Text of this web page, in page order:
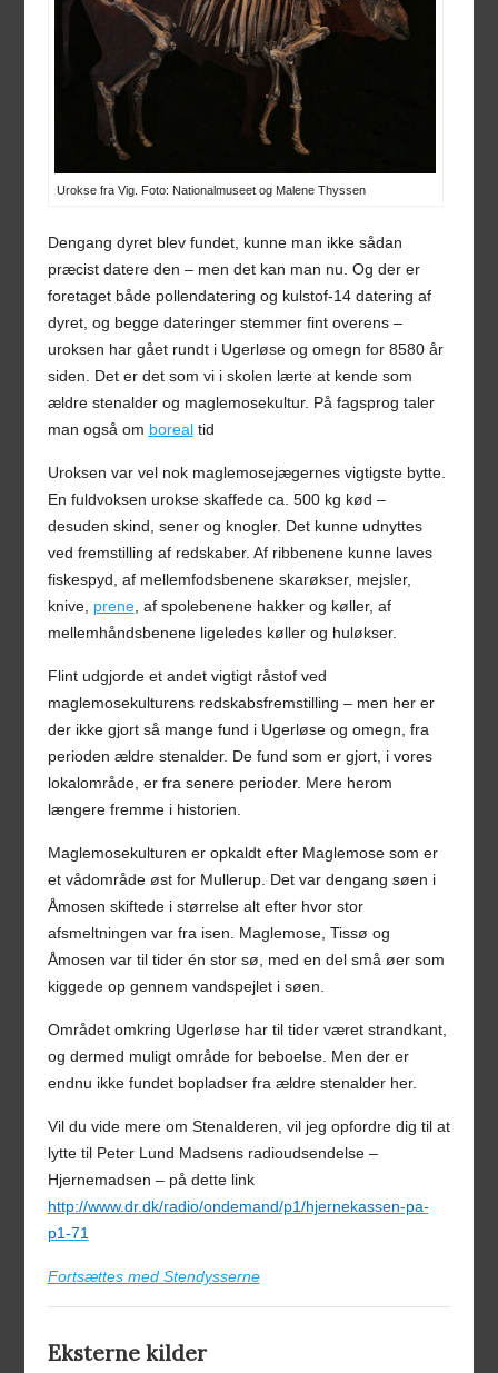
Urokse fra Vig. Foto: Nationalmuseet og Malene Thyssen
Dengang dyret blev fundet, kunne man ikke sådan
præcist datere den – men det kan man nu. Og der er
foretaget både pollendatering og kulstof-14 datering af
dyret, og begge dateringer stemmer fint overens –
uroksen har gået rundt i Ugerløse og omegn for 8580 år
siden. Det er det som vi i skolen lærte at kende som
ældre stenalder og maglemosekultur. På fagsprog taler
man også om borealtid
Uroksen var vel nok maglemosejægernes vigtigste bytte.
En fuldvoksen urokse skaffede ca. 500 kg kød –
desuden skind, sener og knogler. Det kunne udnyttes
ved fremstilling af redskaber. Af ribbenene kunne laves
fiskespyd, af mellemfodsbenene skarøkser, mejsler,
knive, prene, af spolebenene hakker og køller, af
mellemhåndsbenene ligeledes køller og huløkser.
Flint udgjorde et andet vigtigt råstof ved
maglemosekulturens redskabsfremstilling – men her er
der ikke gjort så mange fund i Ugerløse og omegn, fra
perioden ældre stenalder. De fund som er gjort, i vores
lokalområde, er fra senere perioder. Mere herom
længere fremme i historien.
Maglemosekulturen er opkaldt efter Maglemose som er
et vådområde øst for Mullerup. Det var dengang søen i
Åmosen skiftede i størrelse alt efter hvor stor
afsmeltningen var fra isen. Maglemose, Tissø og
Åmosen var til tider én stor sø, med en del små øer som
kiggede op gennem vandspejlet i søen.
Området omkring Ugerløse har til tider været strandkant,
og dermed muligt område for beboelse. Men der er
endnu ikke fundet bopladser fra ældre stenalder her.
Vil du vide mere om Stenalderen, vil jeg opfordre dig til at
lytte til Peter Lund Madsens radioudsendelse –
Hjernemadsen – på dette link
http://www.dr.dk/radio/ondemand/p1/hjernekassen-pa-
p1-71
Fortsættes med Stendysserne
Eksterne kilder